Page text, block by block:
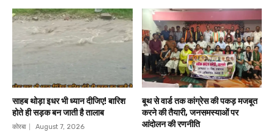
साहब थोड़ा इधर भी ध्यान दीजिए! बारिश
होते ही सड़क बन जाती है तालाब
कोरबा August 7, 2026
बूथ से वार्ड तक कांग्रेस की पकड़ मजबूत
करने की तैयारी, जनसमस्याओं पर
आंदोलन की रणनीति